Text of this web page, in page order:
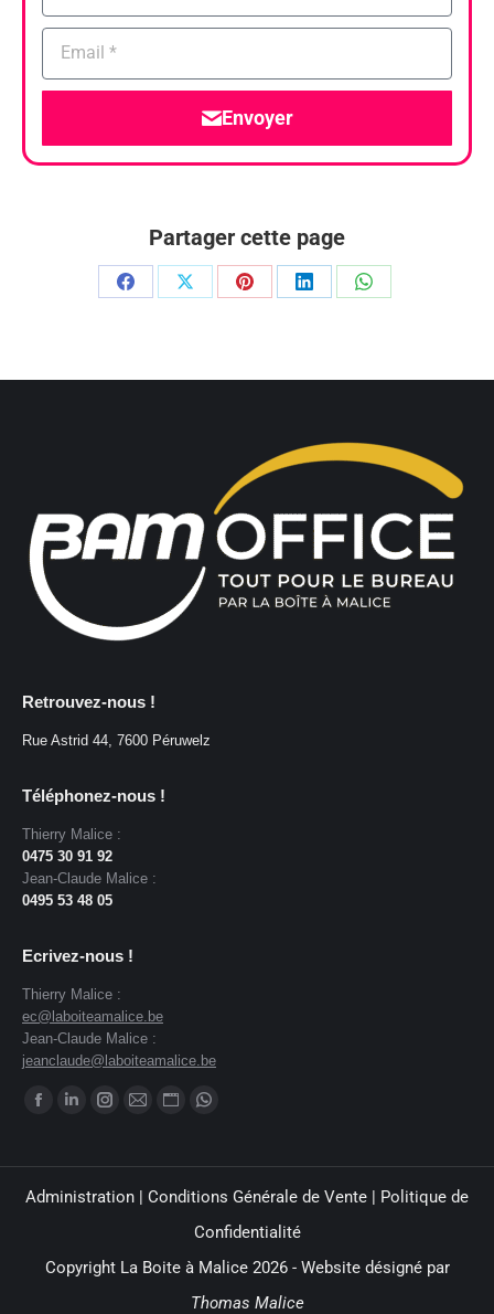
Envoyer
Partager cette page
Retrouvez-nous !
Rue Astrid 44, 7600 Péruwelz
Téléphonez-nous !
Thierry Malice :
0475 30 91 92
Jean-Claude Malice :
0495 53 48 05
Ecrivez-nous !
Thierry Malice :
ec@laboiteamalice.be
Jean-Claude Malice :
jeanclaude@laboiteamalice.be
Trouvez nous sur :
Administration | Conditions Générale de Vente | Politique de
Confidentialité
Copyright La Boite à Malice 2026 - Website désigné par
Thomas Malice